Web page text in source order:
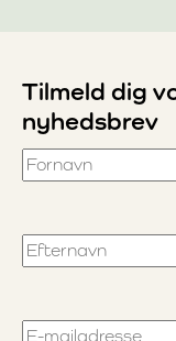
Tilmeld dig
nyhedsbrev
Fornavn
Efternavn
E-mailadresse